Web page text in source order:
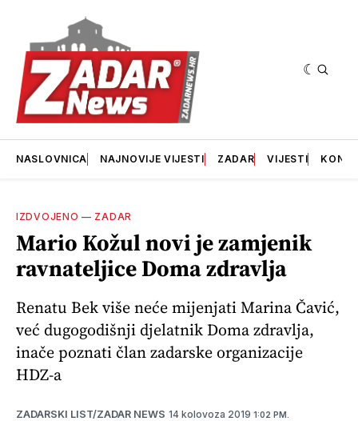
NASLOVNICA NAJNOVIJE VIJESTI ZADAR VIJESTI
IZDVOJENO — ZADAR
Mario Kožul novi je zamjenik
ravnateljice Doma zdravlja
Renatu Bek više neće mijenjati Marina Čavić,
već dugogodišnji djelatnik Doma zdravlja,
inače poznati član zadarske organizacije
HDZ-a
ZADARSKI LIST/ZADAR NEWS 14 kolovoza 2019 1:02 PM.